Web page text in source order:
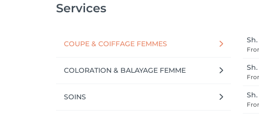
Services
COUPE & COIFFAGE FEMMES
COLORATION & BALAYAGE FEMME
SOINS